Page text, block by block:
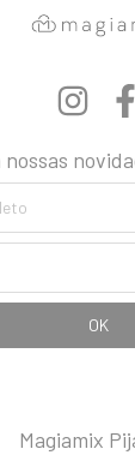
nossas
Magiamix